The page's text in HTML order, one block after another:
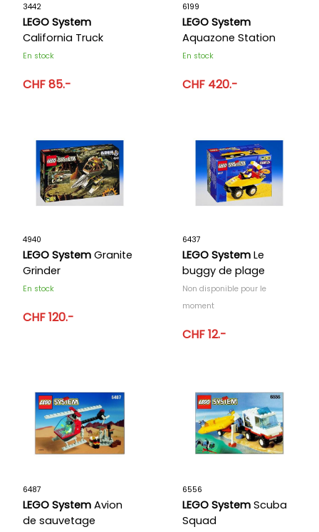
3442
LEGO System
California Truck
En stock
CHF 85.-
6199
LEGO System
Aquazone Station
d'hydro-cristallisation
En stock
CHF 420.-
4940
LEGO System Granite
Grinder
En stock
CHF 120.-
6437
LEGO System Le
buggy de plage
Non disponible pour le
moment
CHF 12.-
6487
LEGO System Avion
de sauvetage
6556
LEGO System Scuba
Squad